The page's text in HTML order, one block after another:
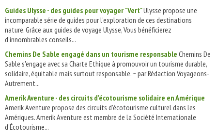
Guides Ulysse - des guides pour voyager "Vert"Ulysse propose une
incomparable série de guides pour l'exploration de ces destinations
nature. Grâce aux guides de voyage Ulysse, Vous bénéficierez
d'innombrables conseils...
Chemins De Sable engagé dans un tourisme responsable Chemins De
Sable s'engage avec sa Charte Ethique à promouvoir un tourisme durable,
solidaire, équitable mais surtout responsable. ~ par Rédaction Voyageons-
Autrement...
Amerik Aventure - des circuits d'écotourisme solidaire en Amérique
Amerik Aventure propose des circuits d'écotourisme culturel dans les
Amériques. Amerik Aventure est membre de la Société Internationale
d'Écotourisme...